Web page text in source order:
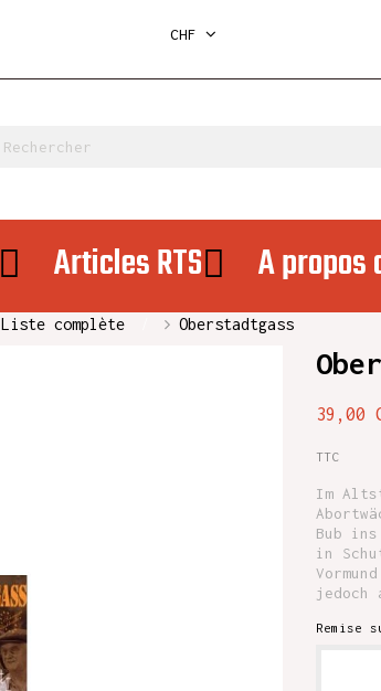
CHF
Articles RTS A propos
Liste complète Oberstadtgass
39,00
TTC
Im
Bub
in
jedoch
Remise